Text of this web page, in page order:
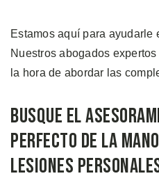
Estamos aquí para ayudarle
Nuestros abogados
la hora de abordar las
Busque el
Perfecto de la
Lesiones